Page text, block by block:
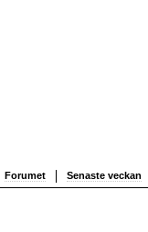
Forumet Senaste veckan